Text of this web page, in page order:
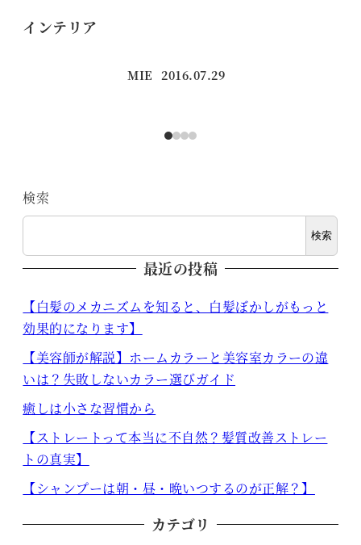
インテリア
MIE 投稿日
2016.07.29
検索
検索
最近の投稿
【白髪のメカニズムを知ると、白髪ぼかしがもっと
効果的になります】
【美容師が解説】ホームカラーと美容室カラーの違
いは？失敗しないカラー選びガイド
癒しは小さな習慣から
【ストレートって本当に不自然？髪質改善ストレー
トの真実】
【シャンプーは朝・昼・晩いつするのが正解？】
カテゴリ